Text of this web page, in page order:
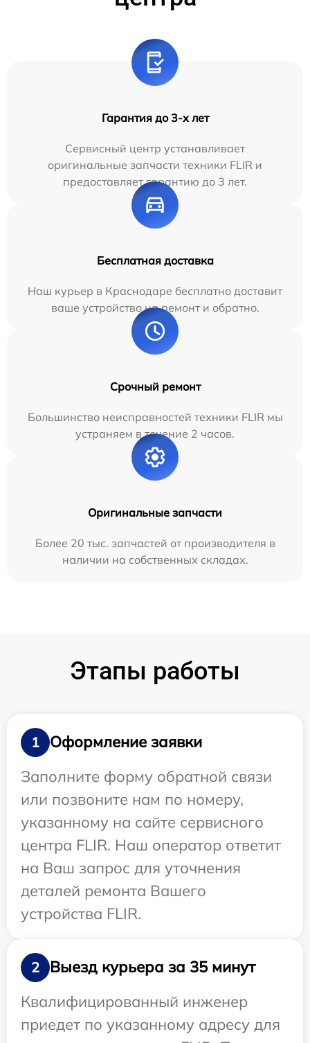
Гарантия до 3-х лет
Сервисный центр устанавливает
оригинальные запчасти техники FLIR и
предоставляет гарантию до 3 лет.
Бесплатная доставка
Наш курьер в Краснодаре бесплатно доставит
ваше устройство на ремонт и обратно.
Срочный ремонт
Большинство неисправностей техники FLIR мы
устраняем в течение 2 часов.
Оригинальные запчасти
Более 20 тыс. запчастей от производителя в
наличии на собственных складах.
Этапы работы
1
Оформление заявки
Заполните форму обратной связи
или позвоните нам по номеру,
указанному на сайте сервисного
центра FLIR. Наш оператор ответит
на Ваш запрос для уточнения
деталей ремонта Вашего
устройства FLIR.
2
Выезд курьера за 35 минут
Квалифицированный инженер
приедет по указанному адресу для